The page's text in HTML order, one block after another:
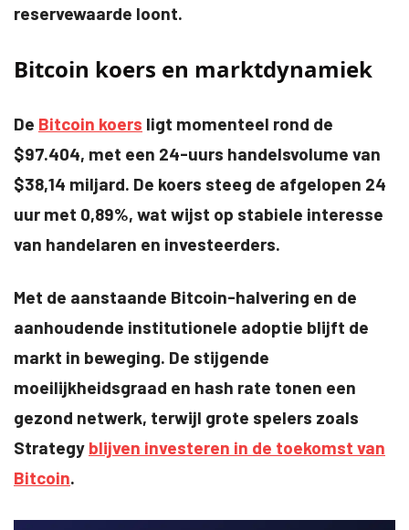
reservewaarde loont.
Bitcoin koers en marktdynamiek
De Bitcoin koers ligt momenteel rond de
$97.404, met een 24-uurs handelsvolume van
$38,14 miljard. De koers steeg de afgelopen 24
uur met 0,89%, wat wijst op stabiele interesse
van handelaren en investeerders.
Met de aanstaande Bitcoin-halvering en de
aanhoudende institutionele adoptie blijft de
markt in beweging. De stijgende
moeilijkheidsgraad en hash rate tonen een
gezond netwerk, terwijl grote spelers zoals
Strategy blijven investeren in de toekomst van
Bitcoin.